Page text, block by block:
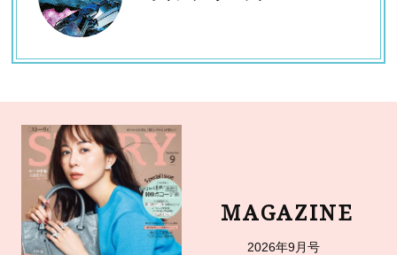
MAGAZINE
2026年9月号